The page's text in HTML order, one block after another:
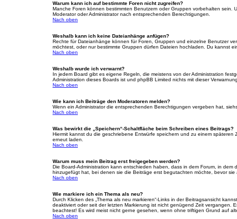
Warum kann ich auf bestimmte Foren nicht zugreifen?
Manche Foren können bestimmten Benutzern oder Gruppen vorbehalten
Moderator oder Administrator nach entsprechenden Berechtigungen.
Nach oben
Weshalb kann ich keine Dateianhänge anfügen?
Rechte für Dateianhänge können für Foren, Gruppen und einzelne Benutzer
möchtest, oder nur bestimmte Gruppen dürfen Dateien hochladen. Du kannst
Nach oben
Weshalb wurde ich verwarnt?
In jedem Board gibt es eigene Regeln, die meistens von der Administration
Administration dieses Boards ist und phpBB Limited nichts mit dieser
Nach oben
Wie kann ich Beiträge den Moderatoren melden?
Wenn ein Administrator die entsprechenden Berechtigungen vergeben hat,
Nach oben
Was bewirkt die „Speichern“-Schaltfläche beim Schreiben eines Beitrags?
Hiermit kannst du die geschriebene Entwürfe speichern und zu einem
erneut laden.
Nach oben
Warum muss mein Beitrag erst freigegeben werden?
Die Board-Administration kann entschieden haben, dass in dem Forum, in
hinzugefügt hat, bei denen sie die Beiträge erst begutachten möchte, bevor
Nach oben
Wie markiere ich ein Thema als neu?
Durch Klicken des „Thema als neu markieren“-Links in der Beitragsansicht
deaktiviert oder seit der letzten Markierung ist nicht genügend Zeit vergangen.
beachtest! Es wird meist nicht gerne gesehen, wenn ohne triftigen Grund auf
Nach oben